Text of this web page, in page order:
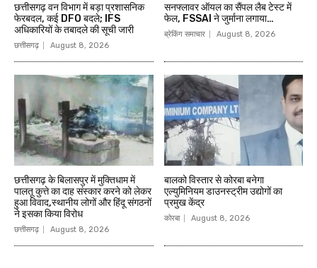
छत्तीसगढ़ वन विभाग में बड़ा प्रशासनिक
फेरबदल, कई DFO बदले; IFS
अधिकारियों के तबादले की सूची जारी
छत्तीसगढ़ August 8, 2026
सनफ्लावर ऑयल का सैंपल लैब टेस्ट में
फेल, FSSAI ने जुर्माना लगाया…
ब्रेकिंग समाचार August 8, 2026
छत्तीसगढ़ के बिलासपुर में मुक्तिधाम में
पालतू कुत्ते का दाह संस्कार करने को लेकर
हुआ विवाद,स्थानीय लोगों और हिंदू संगठनों
ने इसका किया विरोध
छत्तीसगढ़ August 8, 2026
बालको विस्तार से कोरबा बनेगा
एल्युमिनियम डाउनस्ट्रीम उद्योगों का
प्रमुख केंद्र
कोरबा August 8, 2026